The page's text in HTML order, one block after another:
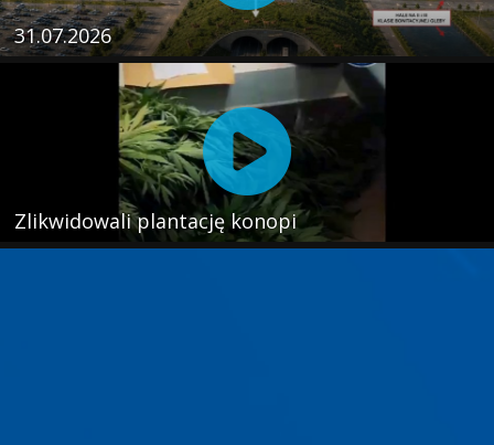
31.07.2026
Zlikwidowali plantację konopi